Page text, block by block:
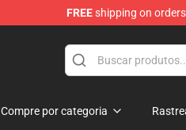
FREEshipping on
Compre por categoria